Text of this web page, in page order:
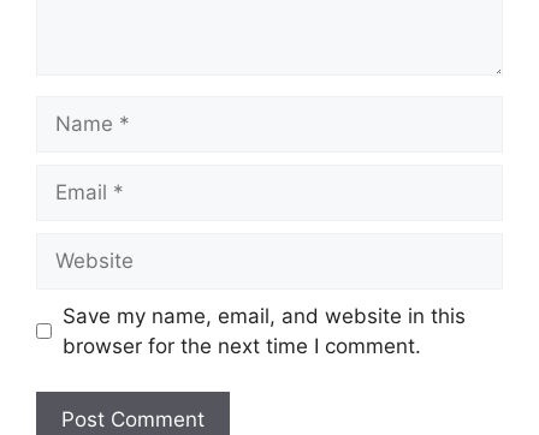
Save my name, email, and website in this
browser for the next time I comment.